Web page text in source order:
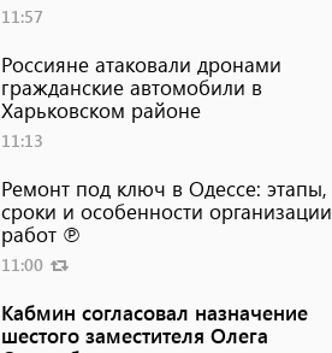
11:57
Россияне атаковали дронами
гражданские автомобили в
Харьковском районе
11:13
Ремонт под ключ в Одессе: этапы,
сроки и особенности организации
работ ℗
11:00
Кабмин согласовал назначение
шестого заместителя Олега